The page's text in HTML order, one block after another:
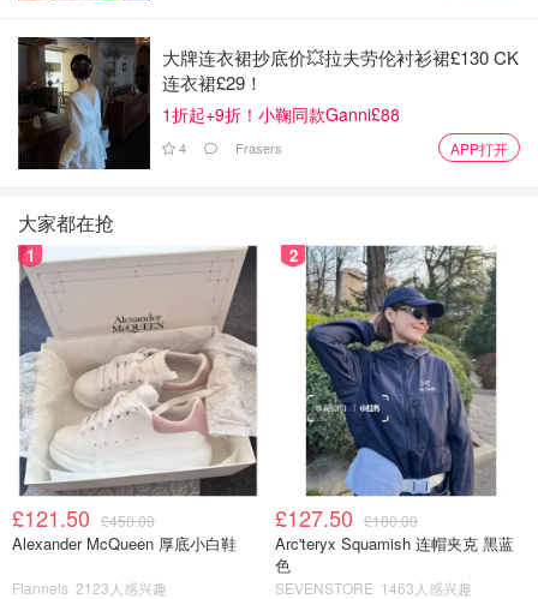
大牌连衣裙抄底价💥拉夫劳伦衬衫裙£130 CK
连衣裙£29！
1折起+9折！小鞠同款Ganni£88
4 Frasers APP打开
大家都在抢
1
£121.50 £450.00
Alexander McQueen 厚底小白鞋
Flannels 2123人感兴趣
2
£127.50 £180.00
Arc'teryx Squamish 连帽夹克 黑蓝
色
SEVENSTORE 1463人感兴趣